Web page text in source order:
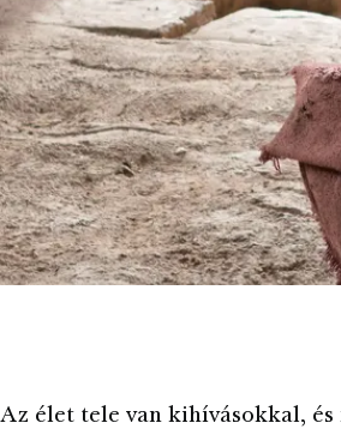
Az élet tele van kihívásokkal,